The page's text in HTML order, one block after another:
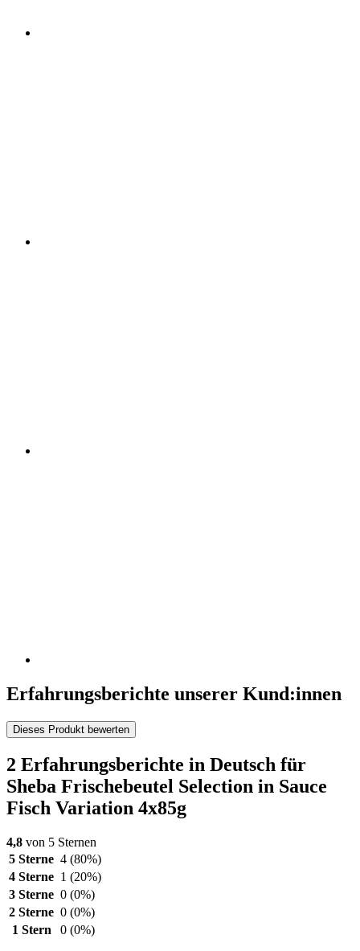
Erfahrungsberichte unserer Kund:innen
Dieses Produkt bewerten
2 Erfahrungsberichte in Deutsch für
Sheba Frischebeutel Selection in Sauce
Fisch Variation 4x85g
4,8 von 5 Sternen
5 Sterne 4 (80%)
4 Sterne 1 (20%)
3 Sterne 0 (0%)
2 Sterne 0 (0%)
1 Stern
0 (0%)